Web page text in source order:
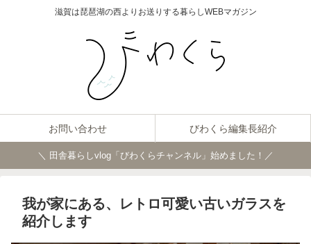
滋賀は琵琶湖の西よりお送りする暮らしWEBマガジン
お問い合わせ びわくら編集長紹介
＼ 田舎暮らしvlog「びわくらチャンネル」始めました！／
我が家にある、レトロ可愛い古いガラスを
紹介します